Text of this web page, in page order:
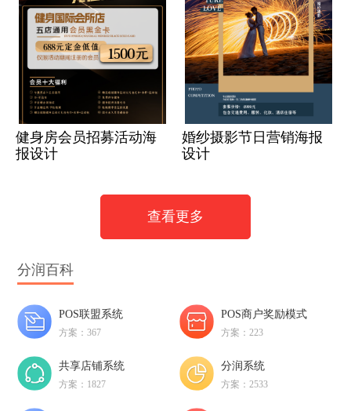
健身房会员招募活动海
报设计
婚纱摄影节日营销海报
设计
查看更多
分润百科
POS联盟系统
方案：367
POS商户奖励模式
方案：223
共享店铺系统
方案：1827
分润系统
方案：2533